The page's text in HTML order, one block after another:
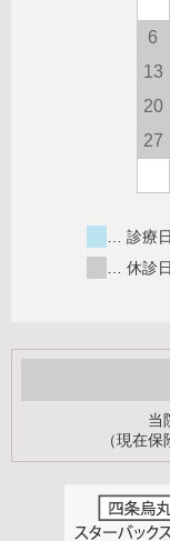
… 診療
… 休診日
当
（現在